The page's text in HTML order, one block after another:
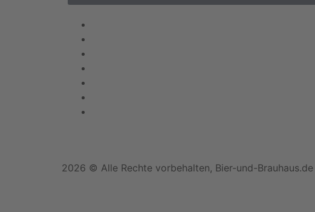
2026 © Alle Rechte vorbehalten, Bier-und-Brauhaus.de